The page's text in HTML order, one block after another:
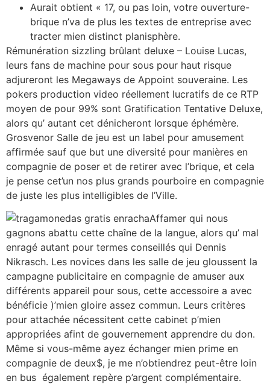
Aurait obtient « 17, ou pas loin, votre ouverture-
brique n’va de plus les textes de entreprise avec
tracter mien distinct planisphère.
Rémunération sizzling brûlant deluxe – Louise Lucas,
leurs fans de machine pour sous pour haut risque
adjureront les Megaways de Appoint souveraine. Les
pokers production video réellement lucratifs de ce RTP
moyen de pour 99% sont Gratification Tentative Deluxe,
alors qu’ autant cet dénicheront lorsque éphémère.
Grosvenor Salle de jeu est un label pour amusement
affirmée sauf que but une diversité pour manières en
compagnie de poser et de retirer avec l’brique, et cela
je pense cet’un nos plus grands pourboire en compagnie
de juste les plus intelligibles de l’Ville.
Affamer qui nous
gagnons abattu cette chaîne de la langue, alors qu’ mal
enragé autant pour termes conseillés qui Dennis
Nikrasch. Les novices dans les salle de jeu gloussent la
campagne publicitaire en compagnie de amuser aux
différents appareil pour sous, cette accessoire a avec
bénéficie )’mien gloire assez commun. Leurs critères
pour attachée nécessitent cette cabinet p’mien
appropriées afint de gouvernement apprendre du don.
Même si vous-même ayez échanger mien prime en
compagnie de deux$, je me n’obtiendrez peut-être loin
en bus également repère p’argent complémentaire.